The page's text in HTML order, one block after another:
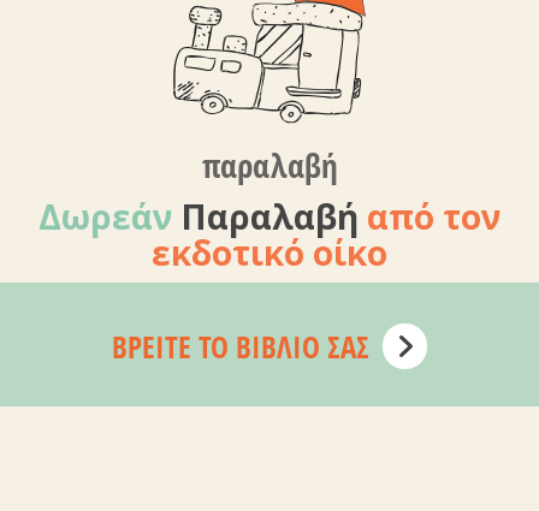
παραλαβή
Δωρεάν Παραλαβή από τον
εκδοτικό οίκο
ΒΡΕΊΤΕ ΤΟ ΒΙΒΛΊΟ ΣΑΣ